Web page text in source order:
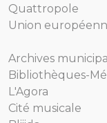
Quattropole
Union
Archives
Bibliothèques-
L'Agora
Cité musicale